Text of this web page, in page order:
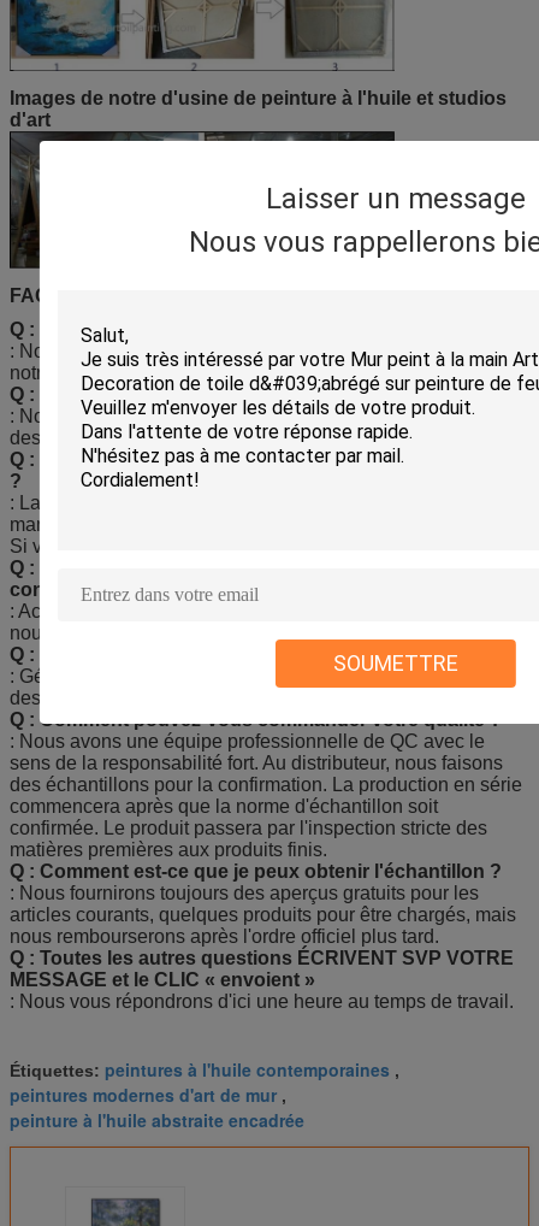
Laisser un message
Nous vous rappellerons
SOUMETTRE
Images de notre d'usine de peinture à l'huile et studios
d'art
FAQ :
Q : Y a-t-il une usine ou une société commerciale ?
: Nous sommes un fabricant professionnel, et nous avons
notre propre chaîne d'équipe et de production de R&D.
Q : Quel est votre MOQ ?
: Notre MOQ est 50 morceaux selon le volume exigé, pour
des échantillons, là n'est aucune limite.
Q : Comment est-ce que je peux obtenir la citation rapide
?
: La citation précise est basée sur votre taille, conceptions et
manière de emballage,
Si vous n'avez pas les détails vous aurez nos suggestions.
Q : Comment est-ce que je peux obtenir les dernières
conceptions ?
: Accueil pour envoyer l'enquête et à entrer en contact avec
nous directement.
Q : Quel est le délai de livraison ?
: Généralement 5-25 jours, il dépend de la quantité d'ordre et
des méthodes de expédition.
Q : Comment pouvez-vous commander votre qualité ?
: Nous avons une équipe professionnelle de QC avec le
sens de la responsabilité fort. Au distributeur, nous faisons
des échantillons pour la confirmation. La production en série
commencera après que la norme d'échantillon soit
confirmée. Le produit passera par l'inspection stricte des
matières premières aux produits finis.
Q : Comment est-ce que je peux obtenir l'échantillon ?
: Nous fournirons toujours des aperçus gratuits pour les
articles courants, quelques produits pour être chargés, mais
nous rembourserons après l'ordre officiel plus tard.
Q : Toutes les autres questions ÉCRIVENT SVP VOTRE
MESSAGE et le CLIC « envoient »
: Nous vous répondrons d'ici une heure au temps de travail.
Étiquettes: peintures à l'huile contemporaines ,
peintures modernes d'art de mur ,
peinture à l'huile abstraite encadrée